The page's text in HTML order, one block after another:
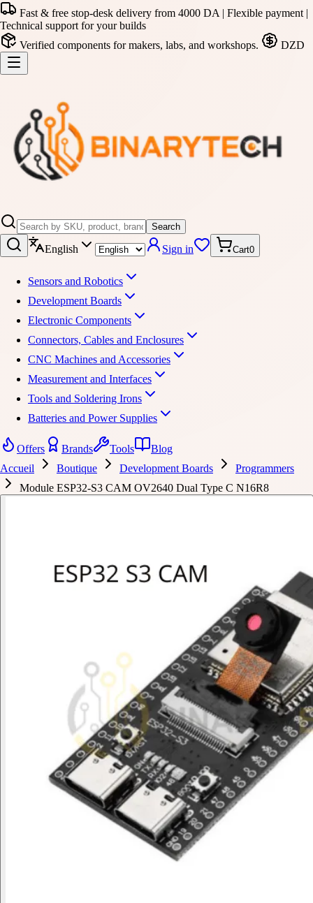
Fast & free stop-desk delivery from 4000 DA | Flexible payment |
Technical support for your builds
Verified components for makers, labs, and workshops.
DZD
Search
English Sign in Cart0
Sensors and Robotics
Development Boards
Electronic Components
Connectors, Cables and Enclosures
CNC Machines and Accessories
Measurement and Interfaces
Tools and Soldering Irons
Batteries and Power Supplies
Offers Brands Tools
Blog
Accueil
Boutique Development Boards
Programmers
Module ESP32-S3 CAM OV2640 Dual Type C N16R8